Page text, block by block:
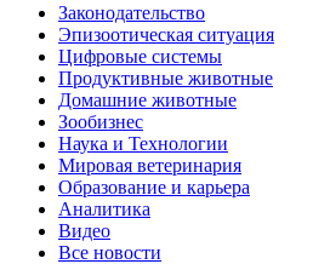
Законодательство
Эпизоотическая ситуация
Цифровые системы
Продуктивные животные
Домашние животные
Зообизнес
Наука и Технологии
Мировая ветеринария
Образование и карьера
Аналитика
Видео
Все новости